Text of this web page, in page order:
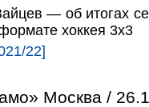
— об итогах
хоккея 3х3
22]
Москва /